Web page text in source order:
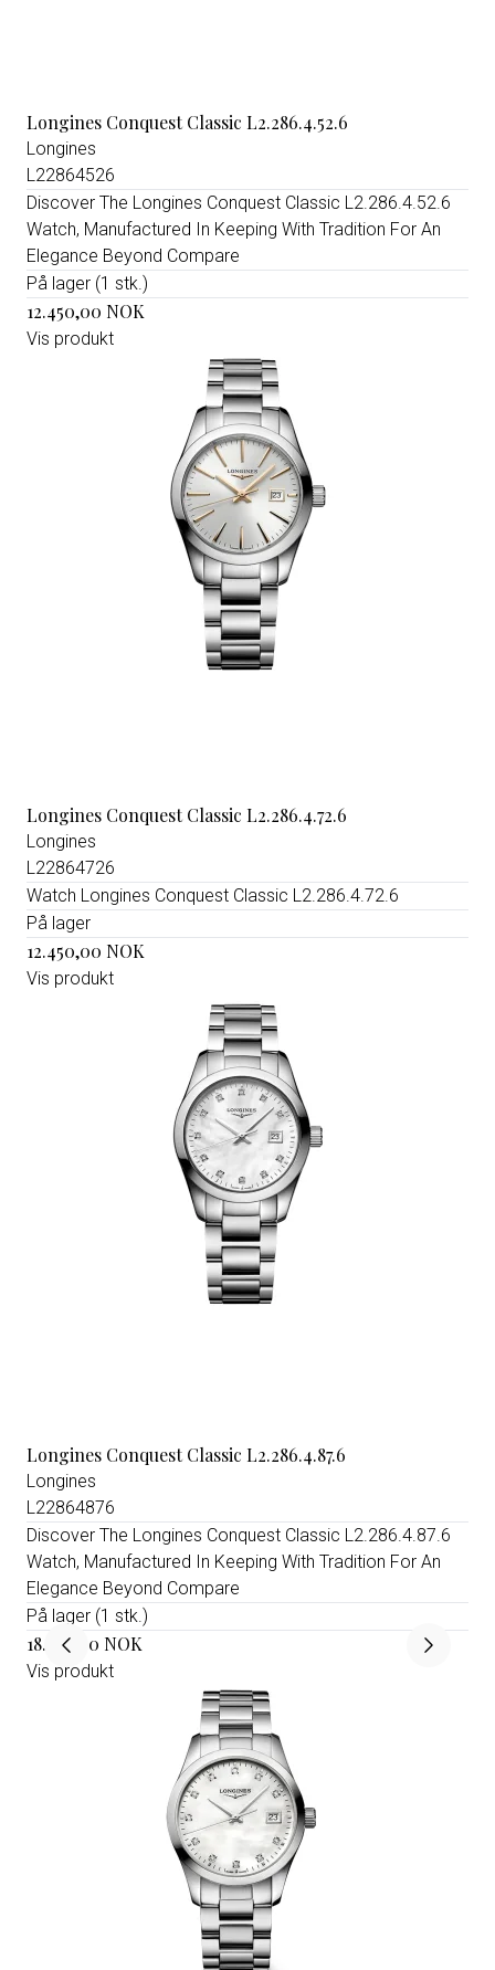
Longines Conquest Classic L2.286.4.52.6
Longines
L22864526
Discover The Longines Conquest Classic L2.286.4.52.6
Watch, Manufactured In Keeping With Tradition For An
Elegance Beyond Compare
På lager (1 stk.)
12.450,00 NOK
Vis produkt
Longines Conquest Classic L2.286.4.72.6
Longines
L22864726
Watch Longines Conquest Classic L2.286.4.72.6
På lager
12.450,00 NOK
Vis produkt
Longines Conquest Classic L2.286.4.87.6
Longines
L22864876
Discover The Longines Conquest Classic L2.286.4.87.6
Watch, Manufactured In Keeping With Tradition For An
Elegance Beyond Compare
På lager (1 stk.)
18.350,00 NOK
Vis produkt